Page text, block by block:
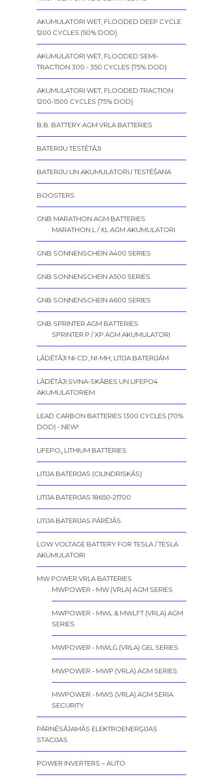
AKUMULATORI WET, FLOODED DEEP CYCLE
1200 CYCLES (50% DOD)
AKUMULATORI WET, FLOODED SEMI-
TRACTION 300 - 350 CYCLES (75% DOD)
AKUMULATORI WET, FLOODED TRACTION
1200-1500 CYCLES (75% DOD)
B.B. BATTERY AGM VRLA BATTERIES
BATERIJU TESTĒTĀJI
BATERIJU UN AKUMULATORU TESTĒŠANA
BOOSTERS
GNB MARATHON AGM BATTERIES
MARATHON L / XL AGM AKUMULATORI
GNB SONNENSCHEIN A400 SERIES
GNB SONNENSCHEIN A500 SERIES
GNB SONNENSCHEIN A600 SERIES
GNB SPRINTER AGM BATTERIES
SPRINTER P / XP AGM AKUMULATORI
LĀDĒTĀJI NI-CD, NI-MH, LITIJA BATERIJĀM
LĀDĒTĀJI SVINA-SKĀBES UN LIFEPO4
AKUMULATORIEM
LEAD CARBON BATTERIES 1300 CYCLES (70%
DOD) - NEW!
LIFEPO₄ LITHIUM BATTERIES
LITIJA BATERIJAS (CILINDRISKĀS)
LITIJA BATERIJAS 18650-21700
LITIJA BATERIJAS PĀRĒJĀS
LOW VOLTAGE BATTERY FOR TESLA / TESLA
AKUMULATORI
MW POWER VRLA BATTERIES
MWPOWER - MW (VRLA) AGM SERIES
MWPOWER - MWL & MWLFT (VRLA) AGM
SERIES
MWPOWER - MWLG (VRLA) GEL SERIES
MWPOWER - MWP (VRLA) AGM SERIES
MWPOWER - MWS (VRLA) AGM SERIA
SECURITY
PĀRNĒSĀJAMĀS ELEKTROENERĢIJAS
STACIJAS
POWER INVERTERS – AUTO